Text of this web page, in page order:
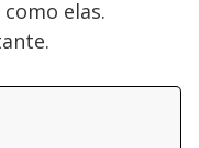
elas.